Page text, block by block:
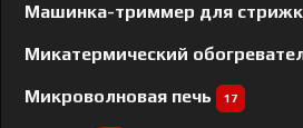
Машинка-триммер для
Микатермический
Микроволновая печь 17